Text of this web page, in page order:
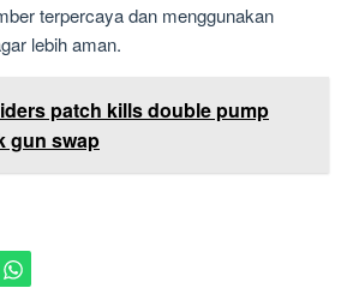
terpercaya dan menggunakan
lebih aman.
patch kills double pump
gun swap